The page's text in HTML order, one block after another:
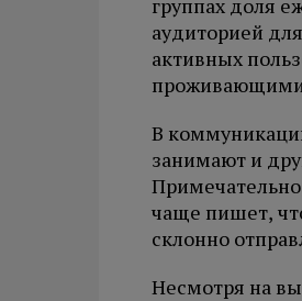
группах доля
аудиторией
активных
проживающими
В
занимают и
чаще пишет,
склонно
Несмотря на